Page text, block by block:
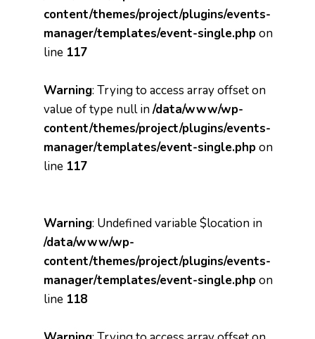
content/themes/project/plugins/events-
manager/templates/event-single.phpon
line 117
Warning: Trying to access array offset on
value of type null in/data/www/wp-
content/themes/project/plugins/events-
manager/templates/event-single.phpon
line 117
Warning: Undefined variable $location in
/data/www/wp-
content/themes/project/plugins/events-
manager/templates/event-single.phpon
line 118